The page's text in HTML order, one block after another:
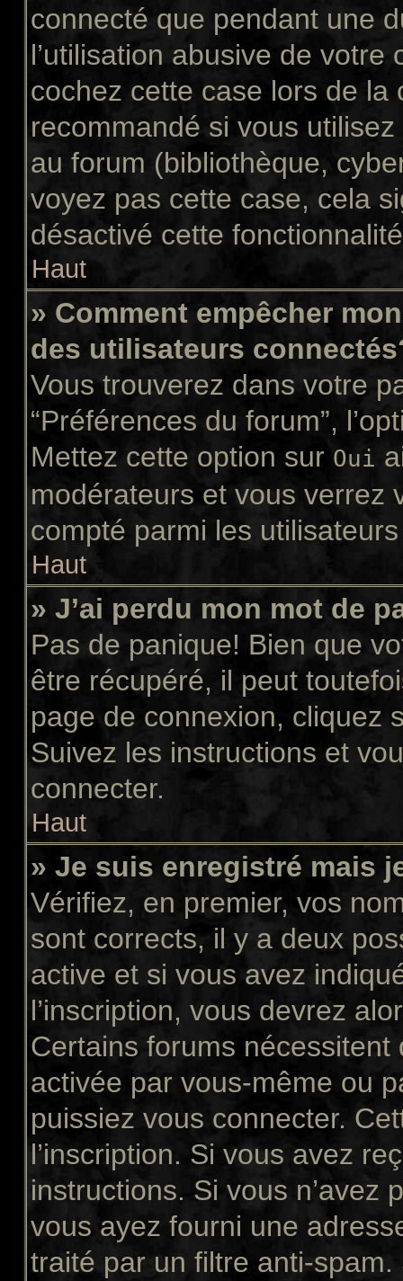
connecté que pendant une
l’utilisation abusive de
cochez cette case lors de la
recommandé si vous
au forum (bibliothèque,
voyez pas cette case, cela
désactivé cette
Haut
» Comment empêcher
des utilisateurs
Vous trouverez dans votre
“Préférences du forum”,
Mettez cette option sur Oui
modérateurs et vous verrez
compté parmi les
Haut
» J’ai perdu mon mot de
Pas de panique! Bien que
être récupéré, il peut
page de connexion, cliquez
Suivez les instructions et
connecter.
Haut
» Je suis enregistré mais
Vérifiez, en premier, vos
sont corrects, il y a deux
active et si vous avez
l’inscription, vous devrez
Certains forums
activée par vous-même ou
puissiez vous connecter.
l’inscription. Si vous avez
instructions. Si vous n’avez
vous ayez fourni une
traité par un filtre anti-spam.